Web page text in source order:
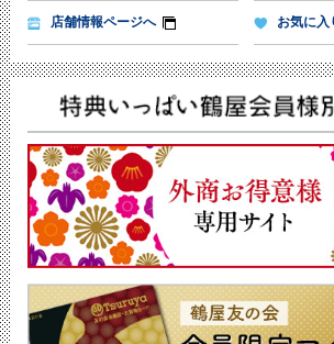
店舗情報ページへ お気に入